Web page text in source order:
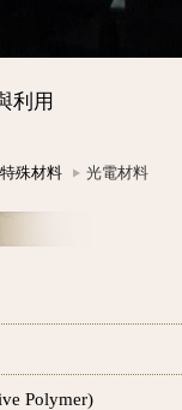
利用
殊材料 光電材料
Polymer)